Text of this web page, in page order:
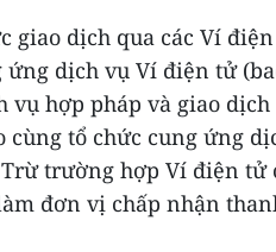
giao dịch qua các Ví
dịch vụ Ví điện tử
vụ hợp pháp và giao
cùng tổ chức cung ứng
trường hợp Ví điện tử
đơn vị chấp nhận